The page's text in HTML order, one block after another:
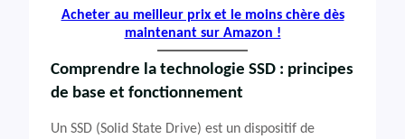
Acheter au meilleur prix et le moins chère dès
maintenant sur Amazon !
Comprendre la technologie SSD : principes
de base et fonctionnement
Un SSD (Solid State Drive) est un dispositif de